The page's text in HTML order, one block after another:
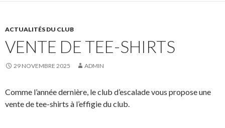
ACTUALITÉS DU CLUB
VENTE DE TEE-SHIRTS
29 NOVEMBRE 2025 ADMIN
Comme l’année dernière, le club d’escalade vous propose une
vente de tee-shirts à l’effigie du club.